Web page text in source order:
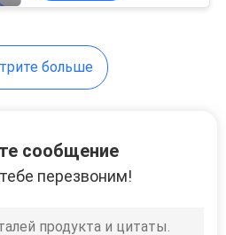
больше
сообщение
перезвоним!